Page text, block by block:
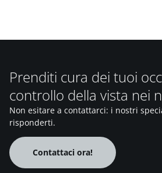
Prenditi cura dei tuoi
controllo della vista nei
Non esitare a contattarci: i nostri
risponderti.
Contattaci ora!